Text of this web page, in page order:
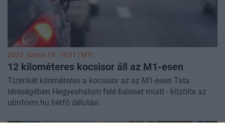
2023. június 19. 16:01 | MTI
12 kilométeres kocsisor áll az M1-esen
Tizenkét kilométeres a kocsisor az az M1-esen Tata
téréségében Hegyeshalom felé baleset miatt - közölte az
utinform.hu hétfő délután.